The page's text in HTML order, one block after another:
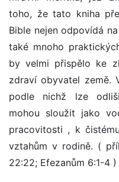
toho, že tato kniha
Bible nejen odpovídá
také mnoho
by velmi přispělo ke
zdraví obyvatel země.
podle nichž lze
mohou sloužit jako
pracovitosti , k
vztahům v rodině. (
22:22; Efezanům 6:1-4 )